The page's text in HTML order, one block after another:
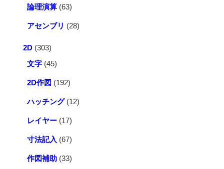
論理演算 (63)
アセンブリ (28)
2D (303)
文字 (45)
2D作図 (192)
ハッチング(12)
レイヤー (17)
寸法記入 (67)
作図補助 (33)